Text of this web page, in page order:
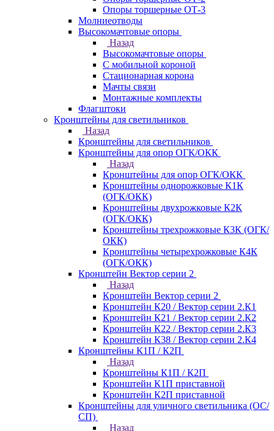
Опоры торшерные ОТ-3
Молниеотводы
Высокомачтовые опоры
Назад
Высокомачтовые опоры
С мобильной короной
Стационарная корона
Мачты связи
Монтажные комплекты
Флагштоки
Кронштейны для светильников
Назад
Кронштейны для светильников
Кронштейны для опор ОГК/ОКК
Назад
Кронштейны для опор ОГК/ОКК
Кронштейны однорожковые К1К
(ОГК/ОКК)
Кронштейны двухрожковые К2К
(ОГК/ОКК)
Кронштейны трехрожковые К3К (ОГК/
ОКК)
Кронштейны четырехрожковые К4К
(ОГК/ОКК)
Кронштейн Вектор серии 2
Назад
Кронштейн Вектор серии 2
Кронштейн К20 / Вектор серии 2.К1
Кронштейн К21 / Вектор серии 2.К2
Кронштейн К22 / Вектор серии 2.К3
Кронштейн К38 / Вектор серии 2.К4
Кронштейны К1П / К2П
Назад
Кронштейны К1П / К2П
Кронштейн К1П приставной
Кронштейн К2П приставной
Кронштейны для уличного светильника (ОС/
СП)
Назад